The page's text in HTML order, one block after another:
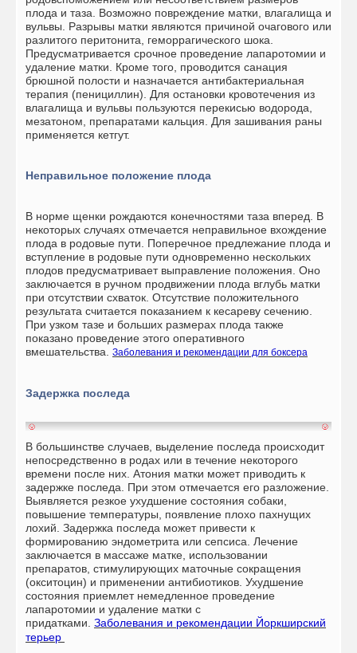
плода и таза. Возможно повреждение матки, влагалища и
вульвы. Разрывы матки являются причиной очагового или
разлитого перитонита, геморрагического шока.
Предусматривается срочное проведение лапаротомии и
удаление матки. Кроме того, проводится санация
брюшной полости и назначается антибактериальная
терапия (пенициллин). Для остановки кровотечения из
влагалища и вульвы пользуются перекисью водорода,
мезатоном, препаратами кальция. Для зашивания раны
применяется кетгут.
Неправильное положение плода
В норме щенки рождаются конечностями таза вперед. В
некоторых случаях отмечается неправильное вхождение
плода в родовые пути. Поперечное предлежание плода и
вступление в родовые пути одновременно нескольких
плодов предусматривает выправление положения. Оно
заключается в ручном продвижении плода вглубь матки
при отсутствии схваток. Отсутствие положительного
результата считается показанием к кесареву сечению.
При узком тазе и больших размерах плода также
показано проведение этого оперативного
вмешательства. Заболевания и рекомендации для боксера
Задержка последа
В большинстве случаев, выделение последа происходит
непосредственно в родах или в течение некоторого
времени после них. Атония матки может приводить к
задержке последа. При этом отмечается его разложение.
Выявляется резкое ухудшение состояния собаки,
повышение температуры, появление плохо пахнущих
лохий. Задержка последа может привести к
формированию эндометрита или сепсиса. Лечение
заключается в массаже матке, использовании
препаратов, стимулирующих маточные сокращения
(окситоцин) и применении антибиотиков. Ухудшение
состояния приемлет немедленное проведение
лапаротомии и удаление матки с
придатками. Заболевания и рекомендации Йоркширский
терьер